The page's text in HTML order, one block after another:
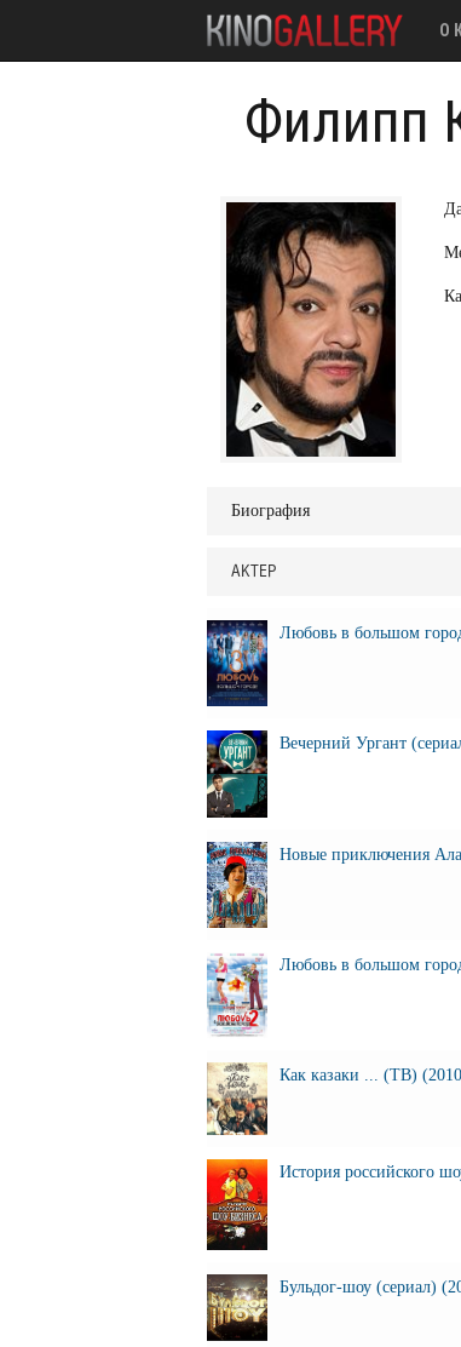
О
Филипп
Биография
АКТЕР
Любовь в большом
Вечерний Ургант
Новые приключения
Любовь в большом
Как казаки ... (ТВ)
История российского
Бульдог-шоу (сериал)